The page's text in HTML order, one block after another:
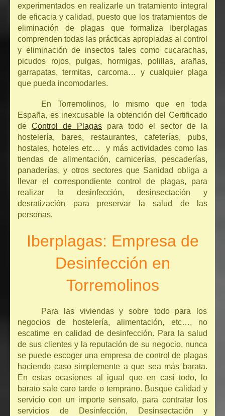
experimentados en realizarle un tratamiento integral
de eficacia y calidad, puesto que los tratamientos de
eliminación de plagas que formaliza Iberplagas
comprenden todas las prácticas apropiadas al control
y eliminación de insectos tales como cucarachas,
picudos rojos, pulgas, hormigas, polillas, arañas,
garrapatas, termitas, carcoma… y cualquier plaga
que pueda incomodarles.
En Torremolinos, lo mismo que en toda
España, es inexcusable la obtención del Certificado
de Control de Plagas para todo el sector de la
hostelería, bares, restaurantes, cafeterías, pubs,
hostales, hoteles etc… y más actividades como las
tiendas de alimentación, carnicerías, pescaderías,
panaderías, y otros sectores que Sanidad obliga a
llevar el correspondiente control de plagas, para
realizar la desinfección, desinsectación y
desratización para preservar la salud de las
personas.
Iberplagas: Empresa de
Desinfección en
Torremolinos
Para las viviendas y sobre todo para los
negocios de hostelería, alimentación, etc…, no
escatime en calidad de desinfección. Para la salud
de sus clientes y la reputación de su negocio, nunca
se puede escoger una empresa de control de plagas
haciendo caso simplemente a que sea más barata.
En estas ocasiones al igual que en casi todo, lo
barato sale caro tarde o temprano. Busque calidad y
servicio con un importe sensato, para contratar los
servicios de Desinfección, Desinsectación y